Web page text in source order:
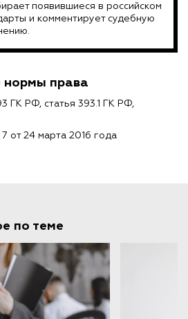
появившиеся в российском
и комментирует судебную
права
ГК РФ, статья 393.1 ГК РФ,
24 марта 2016 года
по теме